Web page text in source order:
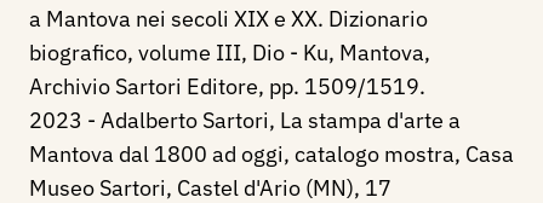
a Mantova nei secoli XIX e XX. Dizionario
biografico, volume III, Dio - Ku, Mantova,
Archivio Sartori Editore, pp. 1509/1519.
2023 - Adalberto Sartori, La stampa d'arte a
Mantova dal 1800 ad oggi, catalogo mostra, Casa
Museo Sartori, Castel d'Ario (MN), 17